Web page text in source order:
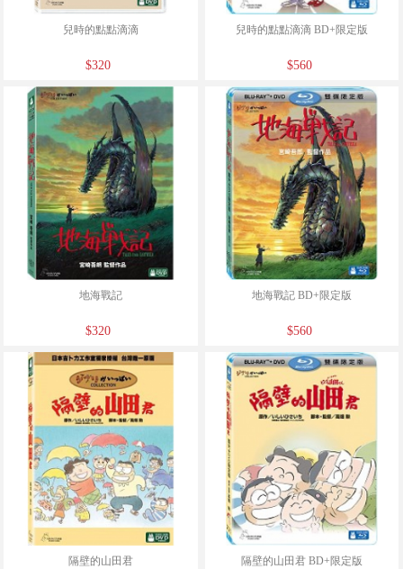
兒時的點點滴滴
$320
兒時的點點滴滴 BD+限定版
$560
地海戰記
$320
地海戰記 BD+限定版
$560
隔壁的山田君 隔壁的山田君 BD+限定版